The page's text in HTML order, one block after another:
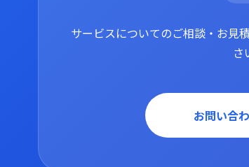
サービスについてのご相談・お見
さ
お問い合